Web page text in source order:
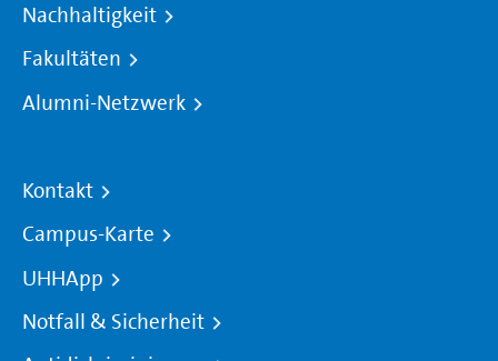
Nachhaltigkeit
Fakultäten
Alumni-Netzwerk
Kontakt
Campus-Karte
UHHApp
Notfall & Sicherheit